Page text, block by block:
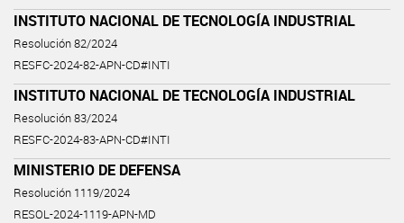
INSTITUTO NACIONAL DE TECNOLOGÍA INDUSTRIAL
Resolución 82/2024
RESFC-2024-82-APN-CD#INTI
INSTITUTO NACIONAL DE TECNOLOGÍA INDUSTRIAL
Resolución 83/2024
RESFC-2024-83-APN-CD#INTI
MINISTERIO DE DEFENSA
Resolución 1119/2024
RESOL-2024-1119-APN-MD